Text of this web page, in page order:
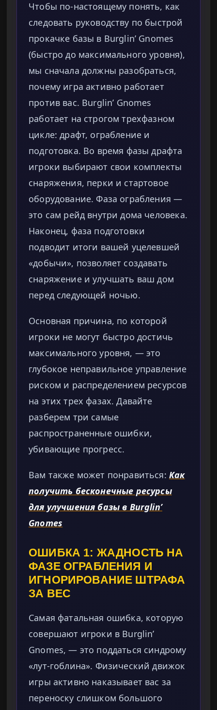
Чтобы по-настоящему понять, как
следовать руководству по быстрой
прокачке базы в Burglin’ Gnomes
(быстро до максимального уровня),
мы сначала должны разобраться,
почему игра активно работает
против вас. Burglin’ Gnomes
работает на строгом трехфазном
цикле: драфт, ограбление и
подготовка. Во время фазы драфта
игроки выбирают свои комплекты
снаряжения, перки и стартовое
оборудование. Фаза ограбления —
это сам рейд внутри дома человека.
Наконец, фаза подготовки
подводит итоги вашей уцелевшей
«добычи», позволяет создавать
снаряжение и улучшать ваш дом
перед следующей ночью.
Основная причина, по которой
игроки не могут быстро достичь
максимального уровня, — это
глубокое неправильное управление
риском и распределением ресурсов
на этих трех фазах. Давайте
разберем три самые
распространенные ошибки,
убивающие прогресс.
Вам также может понравиться:Как
получить бесконечные ресурсы
для улучшения базы в Burglin’
Gnomes
ОШИБКА 1: ЖАДНОСТЬ НА
ФАЗЕ ОГРАБЛЕНИЯ И
ИГНОРИРОВАНИЕ ШТРАФА
ЗА ВЕС
Самая фатальная ошибка, которую
совершают игроки в Burglin’
Gnomes, — это поддаться синдрому
«лут-гоблина». Физический движок
игры активно наказывает вас за
переноску слишком большого